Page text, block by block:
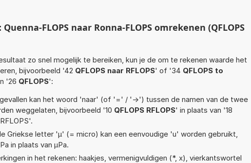
FLOPS naar Ronna-FLOPS omrekenen (QFLOPS
zo snel mogelijk te bereiken, kun je de om te rekenen waarde het
bijvoorbeeld '42 QFLOPS naar RFLOPS' of '34 QFLOPS to
'26 QFLOPS':
kan het woord 'naar' (of '=' / '->') tussen de namen van de twee
weggelaten, bijvoorbeeld '10 QFLOPS RFLOPS' in plaats van '18
Griekse letter 'µ' (= micro) kan een eenvoudige 'u' worden gebruikt,
in plaats van µPa.
in het rekenen: haakjes, vermenigvuldigen (*, x), vierkantswortel